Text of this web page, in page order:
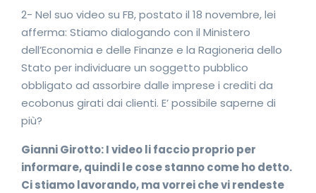
2- Nel suo video su FB, postato il 18 novembre, lei
afferma: Stiamo dialogando con il Ministero
dell’Economia e delle Finanze e la Ragioneria dello
Stato per individuare un soggetto pubblico
obbligato ad assorbire dalle imprese i crediti da
ecobonus girati dai clienti. E’ possibile saperne di
più?
Gianni Girotto: I video li faccio proprio per
informare, quindi le cose stanno come ho detto.
Ci stiamo lavorando, ma vorrei che vi rendeste